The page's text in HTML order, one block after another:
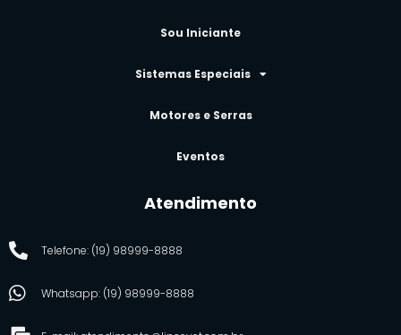
Sou Iniciante
Sistemas Especiais
Motores e Serras
Eventos
Atendimento
Telefone: (19) 98999-8888
Whatsapp: (19) 98999-8888